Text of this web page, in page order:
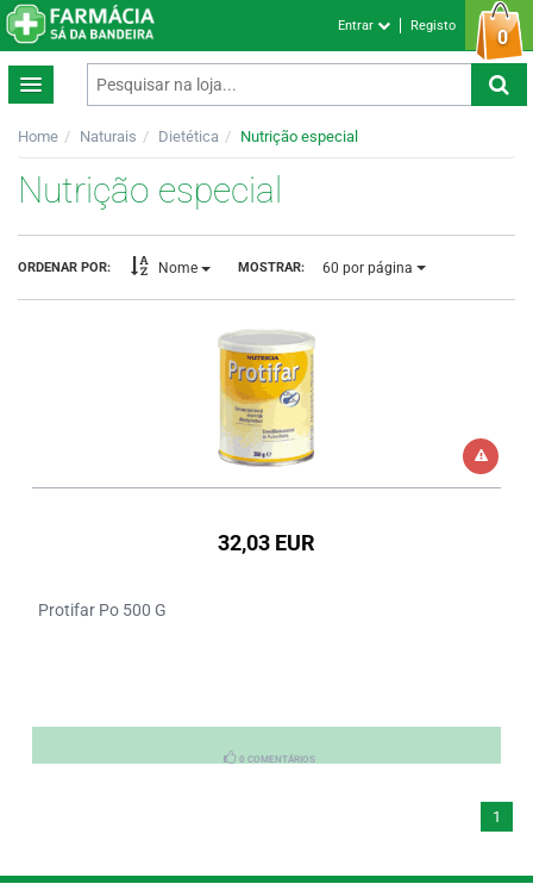
0
Entrar Registo
Home Naturais Dietética Nutrição especial
Nutrição especial
ORDENAR POR: Nome MOSTRAR: 60 por página
32,03 EUR
Protifar Po 500 G
0 COMENTÁRIOS
1